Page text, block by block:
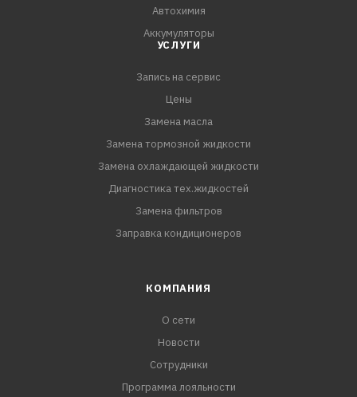
Автохимия
Аккумуляторы
УСЛУГИ
Запись на сервис
Цены
Замена масла
Замена тормозной жидкости
Замена охлаждающей жидкости
Диагностика тех.жидкостей
Замена фильтров
Заправка кондиционеров
КОМПАНИЯ
О сети
Новости
Сотрудники
Программа лояльности